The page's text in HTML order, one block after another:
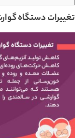
تغییرات دستگاه